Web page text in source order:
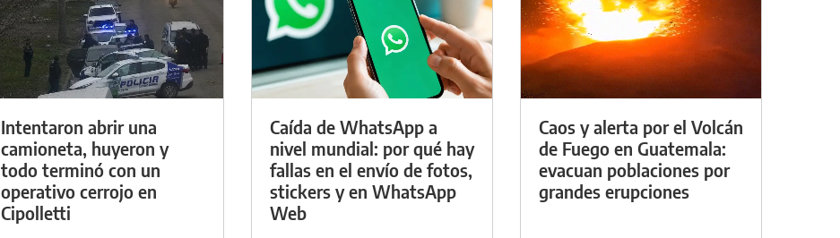
Intentaron abrir una
camioneta, huyeron y
todo terminó con un
operativo cerrojo en
Cipolletti
Caída de WhatsApp a
nivel mundial: por qué hay
fallas en el envío de fotos,
stickers y en WhatsApp
Web
Caos y alerta por el Volcán
de Fuego en Guatemala:
evacuan poblaciones por
grandes erupciones